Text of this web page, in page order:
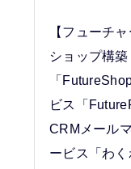
【フューチ
ショップ構
「
ビス「
CRMメール
ービス「わ